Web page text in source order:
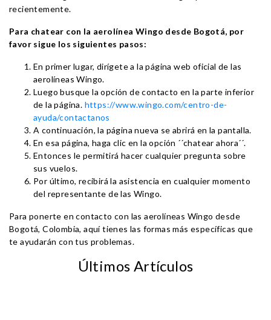
recientemente.
Para chatear con la aerolínea Wingo desde Bogotá, por
favor sigue los siguientes pasos:
En primer lugar, dirígete a la página web oficial de las
aerolíneas Wingo.
Luego busque la opción de contacto en la parte inferior
de la página. https://www.wingo.com/centro-de-
ayuda/contactanos
A continuación, la página nueva se abrirá en la pantalla.
En esa página, haga clic en la opción ´´chatear ahora´´.
Entonces le permitirá hacer cualquier pregunta sobre
sus vuelos.
Por último, recibirá la asistencia en cualquier momento
del representante de las Wingo.
Para ponerte en contacto con las aerolíneas Wingo desde
Bogotá, Colombia, aquí tienes las formas más específicas que
te ayudarán con tus problemas.
Últimos Artículos